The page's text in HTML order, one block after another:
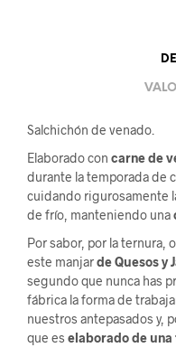
Salchichón de venado.
Elaborado con carne de
durante la temporada de
cuidando rigurosamente
de frío, manteniendo una
Por sabor, por la ternura,
este manjarde Quesos y
segundo que nunca has
fábrica la forma de
nuestros antepasados y,
que es elaborado de una